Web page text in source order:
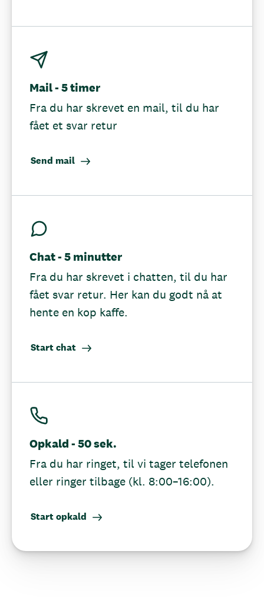
Mail - 5 timer
Fra du har skrevet en mail, til du har
fået et svar retur
Send mail
Chat - 5 minutter
Fra du har skrevet i chatten, til du har
fået svar retur. Her kan du godt nå at
hente en kop kaffe.
Start chat
Opkald - 50 sek.
Fra du har ringet, til vi tager telefonen
eller ringer tilbage (kl. 8:00–16:00).
Start opkald